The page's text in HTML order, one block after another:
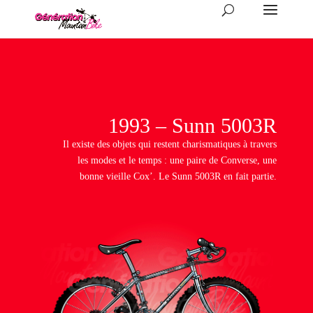
1993 – Sunn 5003R
Il existe des objets qui restent charismatiques à travers
les modes et le temps : une paire de Converse, une
bonne vieille Cox’. Le Sunn 5003R en fait partie.